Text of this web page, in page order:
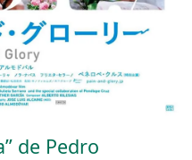
de Pedro